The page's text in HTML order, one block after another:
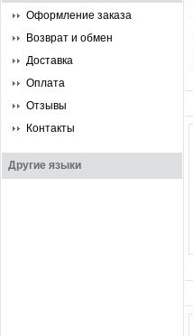
Оформление заказа
Возврат и обмен
Доставка
Оплата
Отзывы
Контакты
Другие языки